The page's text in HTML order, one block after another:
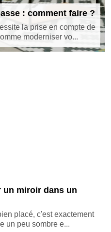
: comment faire ?
la prise en compte de
moderniser vo...
un miroir dans un
placé, c'est exactement
un peu sombre e...